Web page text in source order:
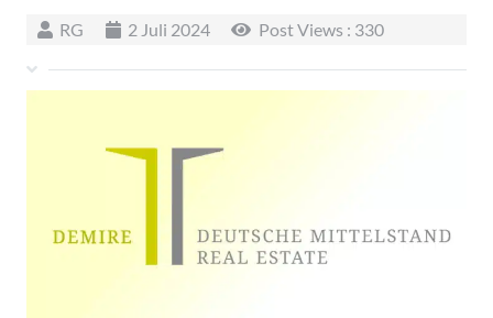
RG 2 Juli 2024 Post Views : 330